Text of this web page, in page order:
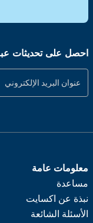
احصل على تحديثات عبر
معلومات عامة
مساعدة
نبذة عن اكسايت
الأسئلة الشائعة